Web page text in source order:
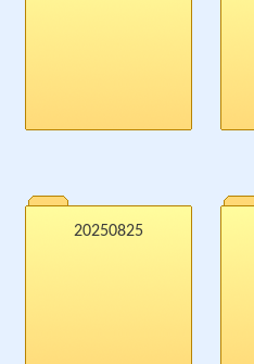
20250825